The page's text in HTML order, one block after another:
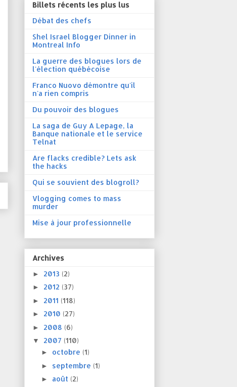
Billets récents les plus lus
Débat des chefs
Shel Israel Blogger Dinner in
Montreal Info
La guerre des blogues lors de
l'élection québécoise
Franco Nuovo démontre qu'il
n'a rien compris
Du pouvoir des blogues
La saga de Guy A Lepage, la
Banque nationale et le service
Telnat
Are flacks credible? Lets ask
the hacks
Qui se souvient des blogroll?
Vlogging comes to mass
murder
Mise à jour professionnelle
Archives
► 2013 (2)
► 2012 (37)
► 2011 (118)
► 2010 (27)
► 2008 (6)
▼ 2007 (110)
► octobre (1)
► septembre (1)
► août (2)